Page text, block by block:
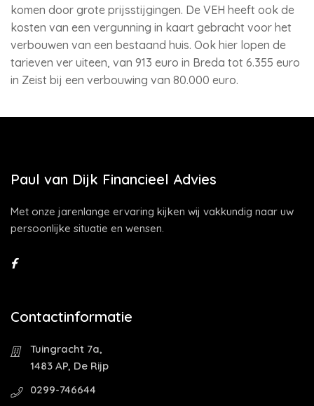
komen door grote prijsstijgingen. De VEH heeft ook de
kosten van een vergunning in kaart gebracht voor het
verbouwen van een bestaand huis. Ook hier lopen de
tarieven ver uiteen, van 913 euro in Breda tot 6.355 euro
in Zeist bij een verbouwing van 80.000 euro.
Paul van Dijk Financieel Advies
Met onze jarenlange ervaring kijken wij vakkundig naar uw
persoonlijke situatie en wensen.
Contactinformatie
Tuingracht 7a,
1483 AP, De Rijp
0299-746644